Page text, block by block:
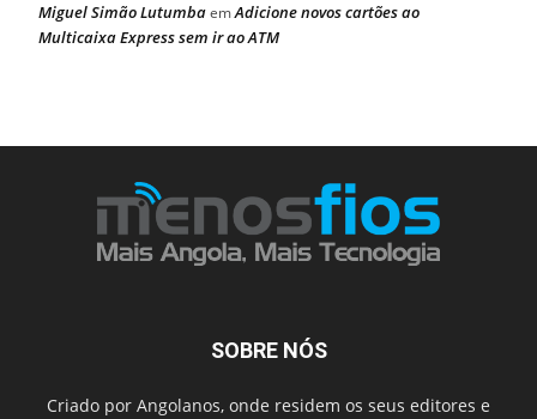
Miguel Simão LutumbaemAdicione novos cartões ao
Multicaixa Express sem ir ao ATM
SOBRE NÓS
Criado por Angolanos, onde residem os seus editores e